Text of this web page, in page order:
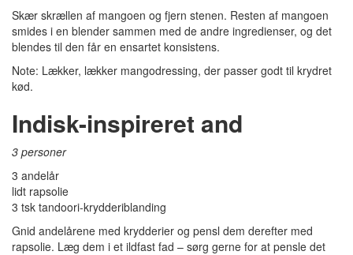
Skær skrællen af mangoen og fjern stenen. Resten af mangoen
smides i en blender sammen med de andre ingredienser, og det
blendes til den får en ensartet konsistens.
Note: Lækker, lækker mangodressing, der passer godt til krydret
kød.
Indisk-inspireret and
3 personer
3 andelår
lidt rapsolie
3 tsk tandoori-krydderiblanding
Gnid andelårene med krydderier og pensl dem derefter med
rapsolie. Læg dem i et ildfast fad – sørg gerne for at pensle det